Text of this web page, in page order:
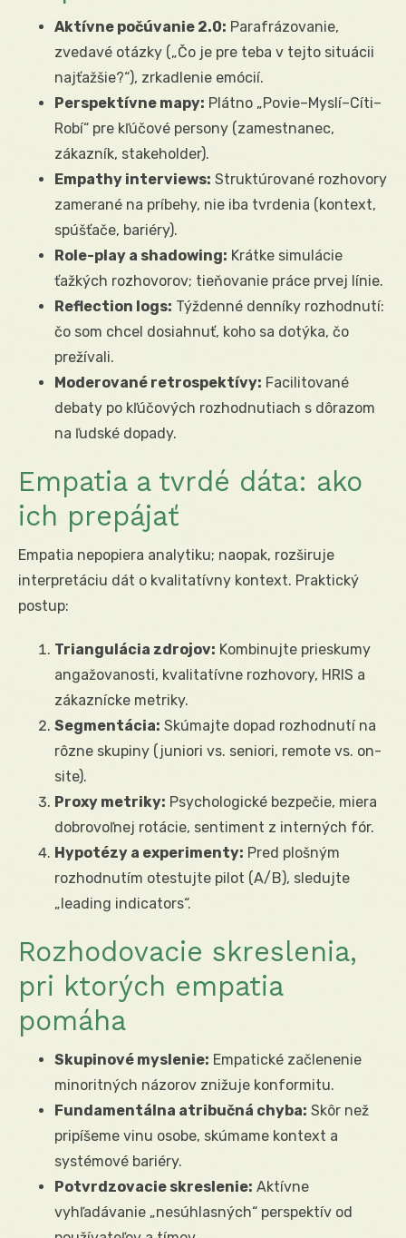
Aktívne počúvanie 2.0: Parafrázovanie,
zvedavé otázky („Čo je pre teba v tejto situácii
najťažšie?“), zrkadlenie emócií.
Perspektívne mapy: Plátno „Povie–Myslí–Cíti–
Robí“ pre kľúčové persony (zamestnanec,
zákazník, stakeholder).
Empathy interviews: Struktúrované rozhovory
zamerané na príbehy, nie iba tvrdenia (kontext,
spúšťače, bariéry).
Role-play a shadowing: Krátke simulácie
ťažkých rozhovorov; tieňovanie práce prvej línie.
Reflection logs: Týždenné denníky rozhodnutí:
čo som chcel dosiahnuť, koho sa dotýka, čo
prežívali.
Moderované retrospektívy: Facilitované
debaty po kľúčových rozhodnutiach s dôrazom
na ľudské dopady.
Empatia a tvrdé dáta: ako
ich prepájať
Empatia nepopiera analytiku; naopak, rozširuje
interpretáciu dát o kvalitatívny kontext. Praktický
postup:
Triangulácia zdrojov: Kombinujte prieskumy
angažovanosti, kvalitatívne rozhovory, HRIS a
zákaznícke metriky.
Segmentácia: Skúmajte dopad rozhodnutí na
rôzne skupiny (juniori vs. seniori, remote vs. on-
site).
Proxy metriky: Psychologické bezpečie, miera
dobrovoľnej rotácie, sentiment z interných fór.
Hypotézy a experimenty: Pred plošným
rozhodnutím otestujte pilot (A/B), sledujte
„leading indicators“.
Rozhodovacie skreslenia,
pri ktorých empatia
pomáha
Skupinové myslenie: Empatické začlenenie
minoritných názorov znižuje konformitu.
Fundamentálna atribučná chyba: Skôr než
pripíšeme vinu osobe, skúmame kontext a
systémové bariéry.
Potvrdzovacie skreslenie: Aktívne
vyhľadávanie „nesúhlasných“ perspektív od